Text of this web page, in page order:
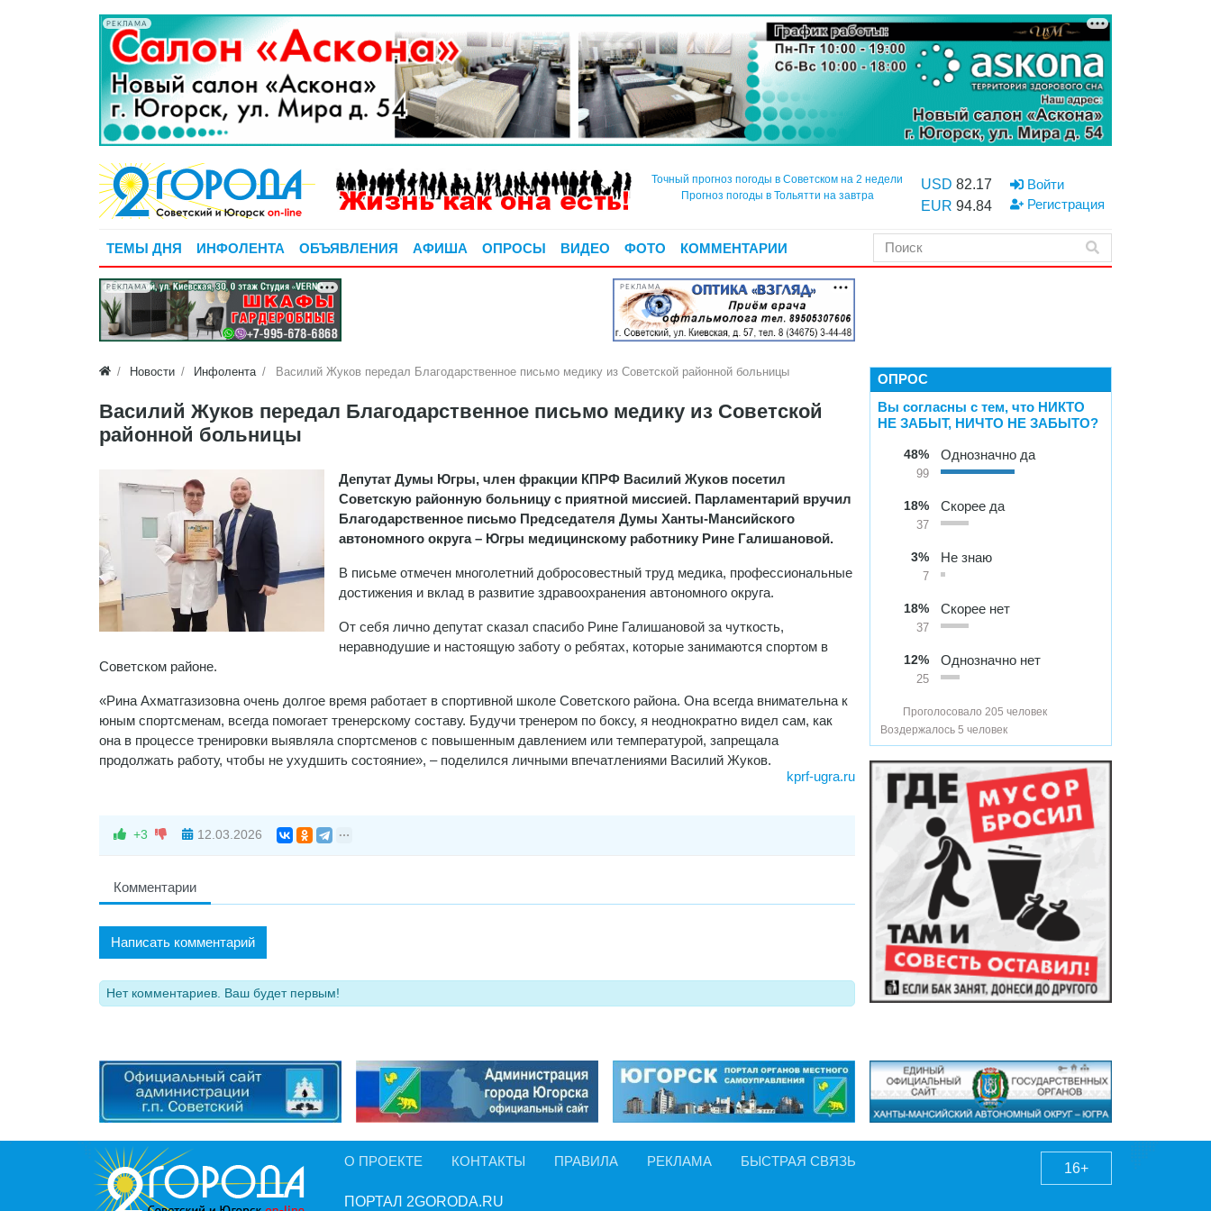
РЕКЛАМА
Точный прогноз погоды в Советском на 2 недели
Прогноз погоды в Тольятти на завтра
USD 82.17
EUR 94.84
Войти
Регистрация
ТЕМЫ ДНЯ ИНФОЛЕНТА ОБЪЯВЛЕНИЯ АФИША ОПРОСЫ ВИДЕО ФОТО КОММЕНТАРИИ
РЕКЛАМА РЕКЛАМА
Новости Инфолента Василий Жуков передал Благодарственное письмо медику из Советской районной больницы
Василий Жуков передал Благодарственное письмо медику из Советской
районной больницы
Депутат Думы Югры, член фракции КПРФ Василий Жуков посетил
Советскую районную больницу с приятной миссией. Парламентарий вручил
Благодарственное письмо Председателя Думы Ханты-Мансийского
автономного округа – Югры медицинскому работнику Рине Галишановой.
В письме отмечен многолетний добросовестный труд медика, профессиональные
достижения и вклад в развитие здравоохранения автономного округа.
От себя лично депутат сказал спасибо Рине Галишановой за чуткость,
неравнодушие и настоящую заботу о ребятах, которые занимаются спортом в
Советском районе.
«Рина Ахматгазизовна очень долгое время работает в спортивной школе Советского района. Она всегда внимательна к
юным спортсменам, всегда помогает тренерскому составу. Будучи тренером по боксу, я неоднократно видел сам, как
она в процессе тренировки выявляла спортсменов с повышенным давлением или температурой, запрещала
продолжать работу, чтобы не ухудшить состояние», – поделился личными впечатлениями Василий Жуков.
kprf-ugra.ru
+3 12.03.2026
Комментарии
Написать комментарий
Нет комментариев. Ваш будет первым!
ОПРОС
Вы согласны с тем, что НИКТО
НЕ ЗАБЫТ, НИЧТО НЕ ЗАБЫТО?
48%
99
Однозначно да
18%
37
Скорее да
3%
7
Не знаю
18%
37
Скорее нет
12%
25
Однозначно нет
Проголосовало 205 человек
Воздержалось 5 человек
О ПРОЕКТЕ КОНТАКТЫ ПРАВИЛА РЕКЛАМА БЫСТРАЯ СВЯЗЬ
ПОРТАЛ 2GORODA.RU
16+